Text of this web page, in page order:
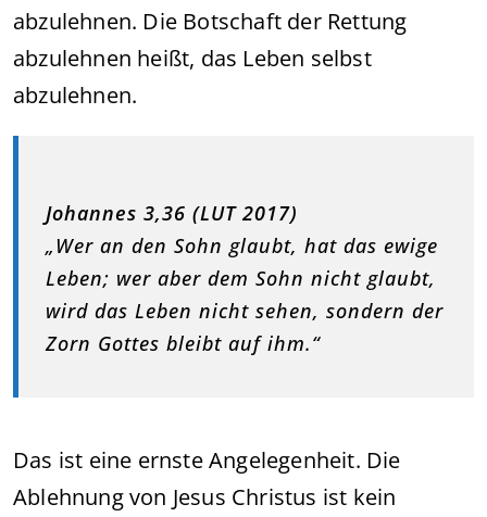
abzulehnen. Die Botschaft der Rettung
abzulehnen heißt, das Leben selbst
abzulehnen.
Johannes 3,36 (LUT 2017)
„Wer an den Sohn glaubt, hat das ewige
Leben; wer aber dem Sohn nicht glaubt,
wird das Leben nicht sehen, sondern der
Zorn Gottes bleibt auf ihm.“
Das ist eine ernste Angelegenheit. Die
Ablehnung von Jesus Christus ist kein